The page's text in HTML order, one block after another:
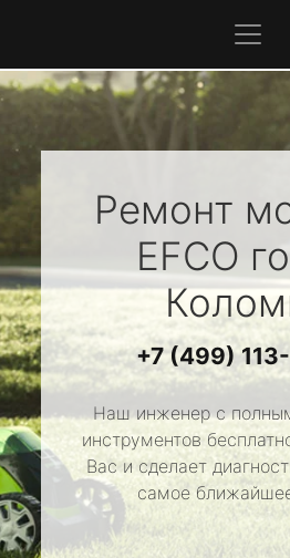
Ремонт
EFCO
+7 (499)
Наш инженер с
инструментов
Вас и сделает
самое